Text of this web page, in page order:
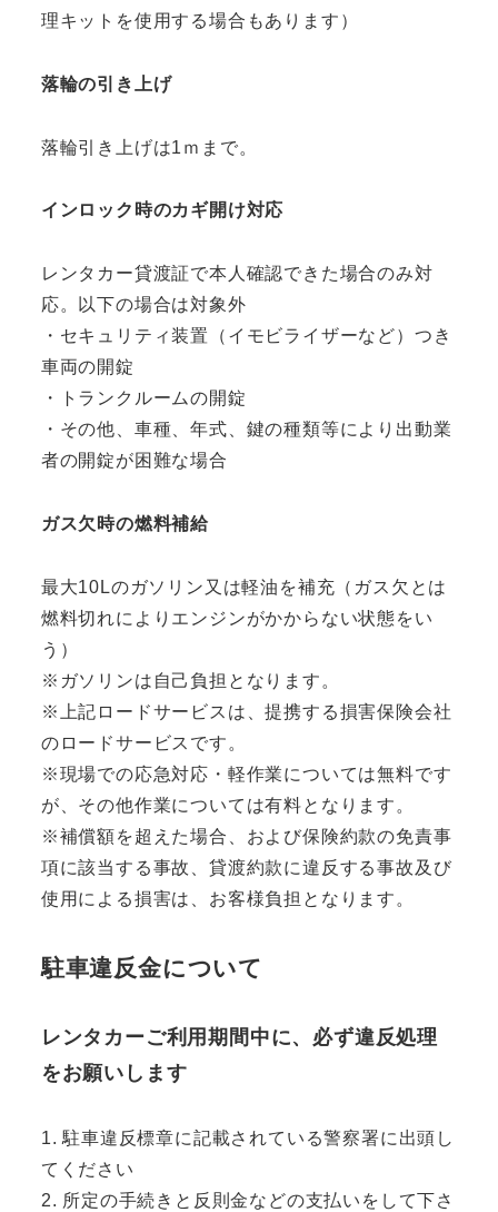
理キットを使用する場合もあります）
落輪の引き上げ
落輪引き上げは1ｍまで。
インロック時のカギ開け対応
レンタカー貸渡証で本人確認できた場合のみ対
応。以下の場合は対象外
・セキュリティ装置（イモビライザーなど）つき
車両の開錠
・トランクルームの開錠
・その他、車種、年式、鍵の種類等により出動業
者の開錠が困難な場合
ガス欠時の燃料補給
最大10Lのガソリン又は軽油を補充（ガス欠とは
燃料切れによりエンジンがかからない状態をい
う）
※ガソリンは自己負担となります。
※上記ロードサービスは、提携する損害保険会社
のロードサービスです。
※現場での応急対応・軽作業については無料です
が、その他作業については有料となります。
※補償額を超えた場合、および保険約款の免責事
項に該当する事故、貸渡約款に違反する事故及び
使用による損害は、お客様負担となります。
駐車違反金について
レンタカーご利用期間中に、必ず違反処理
をお願いします
1. 駐車違反標章に記載されている警察署に出頭し
てください
2. 所定の手続きと反則金などの支払いをして下さ